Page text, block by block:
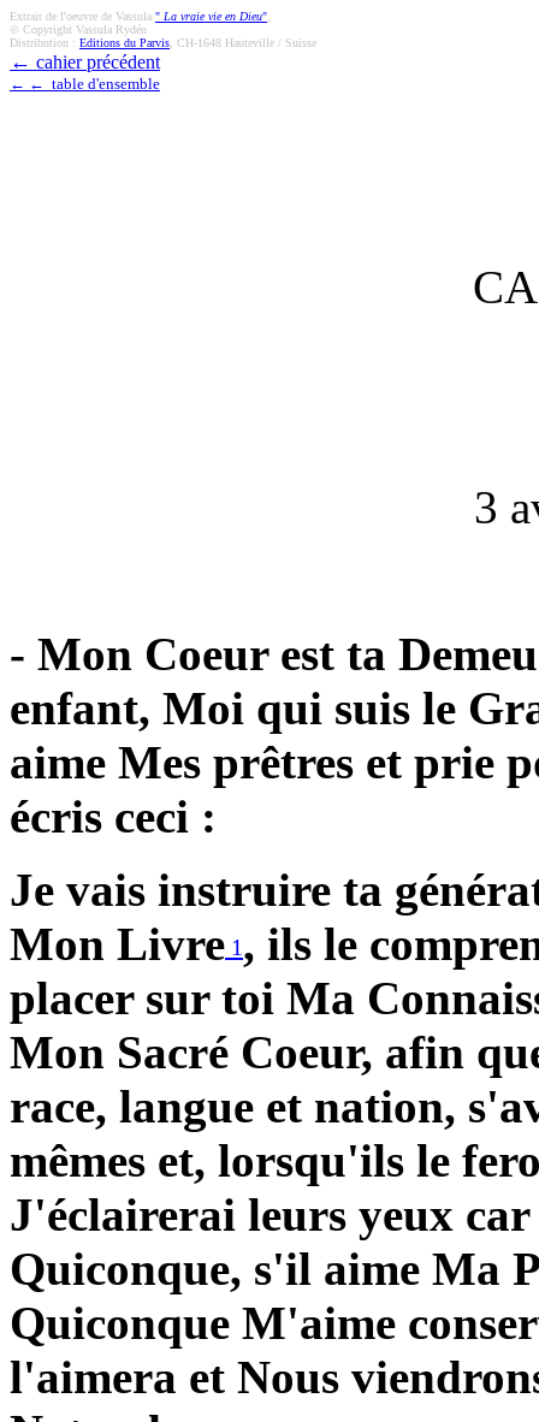
Extrait de l'oeuvre de Vassula " La vraie vie en Dieu"
© Copyright Vassula Rydén
Distribution : Editions du Parvis , CH-1648 Hauteville / Suisse
← cahier précédent
← ← table d'ensemble
3
- Mon Coeur est ta
enfant, Moi qui suis le
aime Mes prêtres et prie
écris ceci :
Je vais instruire ta
Mon Livre 1, ils le
placer sur toi Ma
Mon Sacré Coeur, afin
race, langue et nation,
mêmes et, lorsqu'ils le
J'éclairerai leurs yeux
Quiconque, s'il aime Ma
Quiconque M'aime
l'aimera et Nous